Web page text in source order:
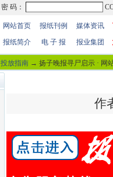
网站首页 报纸刊例 媒体资讯
报纸简介 电 子 报 报业集团
投放指南 → 扬子晚报寻尸启示 · 网
作